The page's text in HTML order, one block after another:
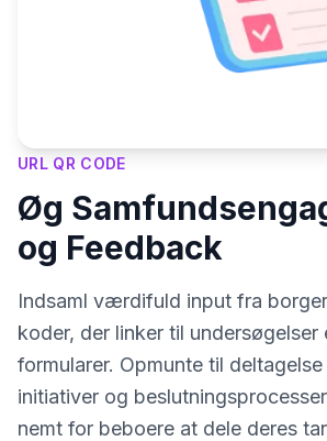
URL QR CODE
Øg
og Feedback
Indsaml værdifuld input fra
koder, der linker til undersøgelser
formularer. Opmunte til
initiativer og
nemt for beboere at dele deres